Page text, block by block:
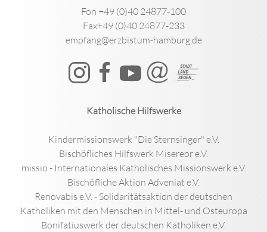
Fon +49 (0)40 24877-100
Fax+49 (0)40 24877-233
empfang@erzbistum-hamburg.de
Katholische Hilfswerke
Kindermissionswerk "Die Sternsinger" e.V.
Bischöfliches Hilfswerk Misereor e.V.
missio - Internationales Katholisches Missionswerk e.V.
Bischöfliche Aktion Adveniat e.V.
Renovabis e.V. - Solidaritätsaktion der deutschen
Katholiken mit den Menschen in Mittel- und Osteuropa
Bonifatiuswerk der deutschen Katholiken e.V.